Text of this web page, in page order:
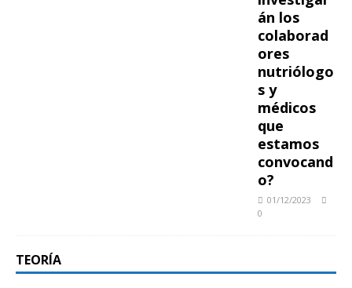
án los
colaborad
ores
nutriólogo
s y
médicos
que
estamos
convocand
o?
01/12/2023
0
TEORÍA